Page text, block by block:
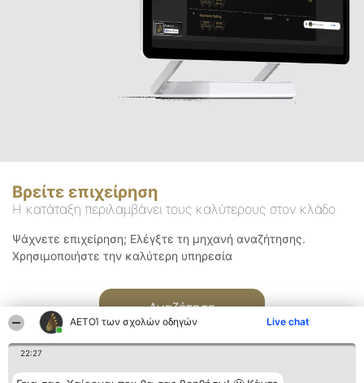
ΑΕΤΟΊ των σχολών οδηγών Live chat
22:27
Βρείτε επιχείρηση
Η κατάταξη περιλαμβάνει τους καλύτερους στον κλάδο
Ψάχνετε επιχείρηση; Ελέγξτε τη μηχανή αναζήτησης.
Χρησιμοποιήστε την καλύτερη υπηρεσία
Αναζήτηση